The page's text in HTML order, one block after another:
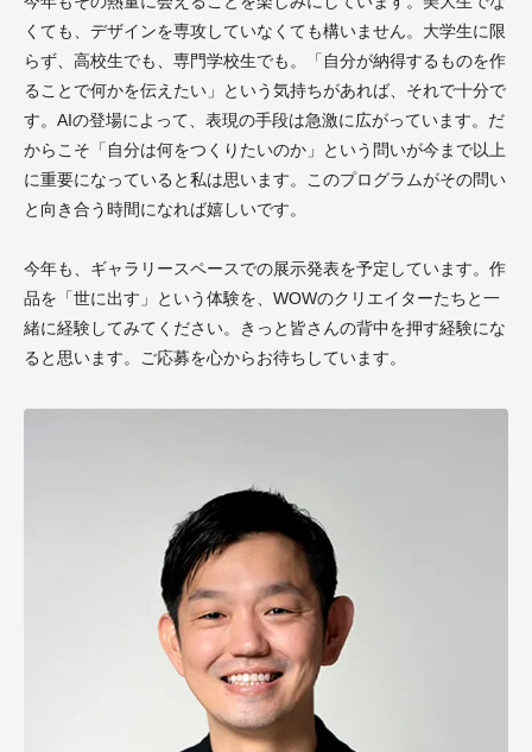
くても、デザインを専攻していなくても構いません。大学生に限
らず、高校生でも、専門学校生でも。「自分が納得するものを作
ることで何かを伝えたい」という気持ちがあれば、それで十分で
す。AIの登場によって、表現の手段は急激に広がっています。だ
からこそ「自分は何をつくりたいのか」という問いが今まで以上
に重要になっていると私は思います。このプログラムがその問い
と向き合う時間になれば嬉しいです。
今年も、ギャラリースペースでの展示発表を予定しています。作
品を「世に出す」という体験を、WOWのクリエイターたちと一
緒に経験してみてください。きっと皆さんの背中を押す経験にな
ると思います。ご応募を心からお待ちしています。